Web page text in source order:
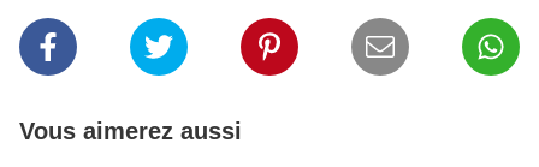
Vous aimerez aussi